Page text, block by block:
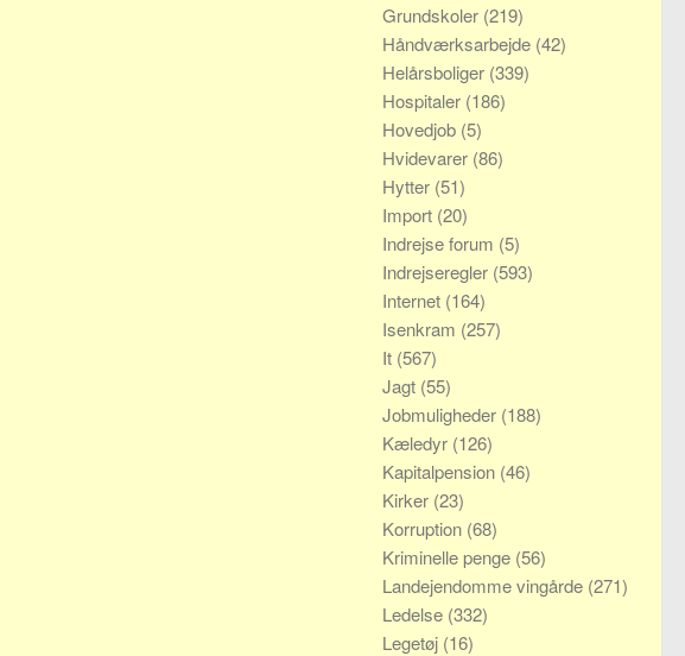
Grundskoler (219)
Håndværksarbejde (42)
Helårsboliger (339)
Hospitaler (186)
Hovedjob (5)
Hvidevarer (86)
Hytter (51)
Import (20)
Indrejse forum (5)
Indrejseregler (593)
Internet (164)
Isenkram (257)
It (567)
Jagt (55)
Jobmuligheder (188)
Kæledyr (126)
Kapitalpension (46)
Kirker (23)
Korruption (68)
Kriminelle penge (56)
Landejendomme vingårde (271)
Ledelse (332)
Legetøj (16)